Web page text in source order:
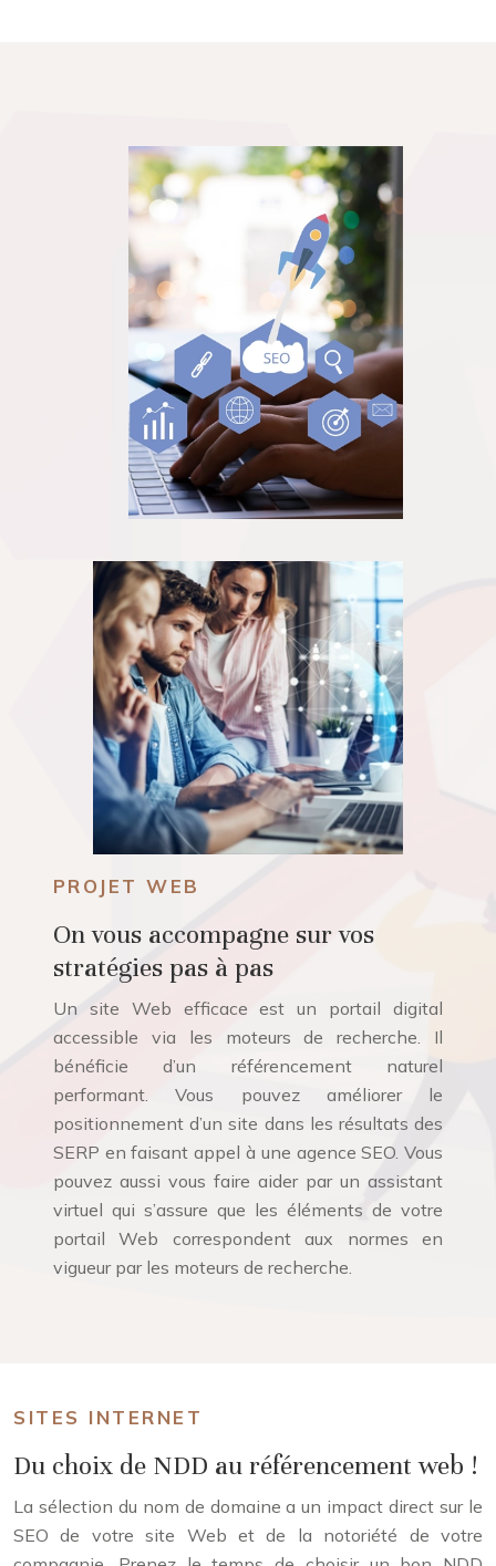
PROJET WEB
On vous accompagne sur vos
stratégies pas à pas
Un site Web efficace est un portail digital
accessible via les moteurs de recherche. Il
bénéficie d’un référencement naturel
performant. Vous pouvez améliorer le
positionnement d’un site dans les résultats des
SERP en faisant appel à une agence SEO. Vous
pouvez aussi vous faire aider par un assistant
virtuel qui s’assure que les éléments de votre
portail Web correspondent aux normes en
vigueur par les moteurs de recherche.
SITES INTERNET
Du choix de NDD au référencement web !
La sélection du nom de domaine a un impact direct sur le
SEO de votre site Web et de la notoriété de votre